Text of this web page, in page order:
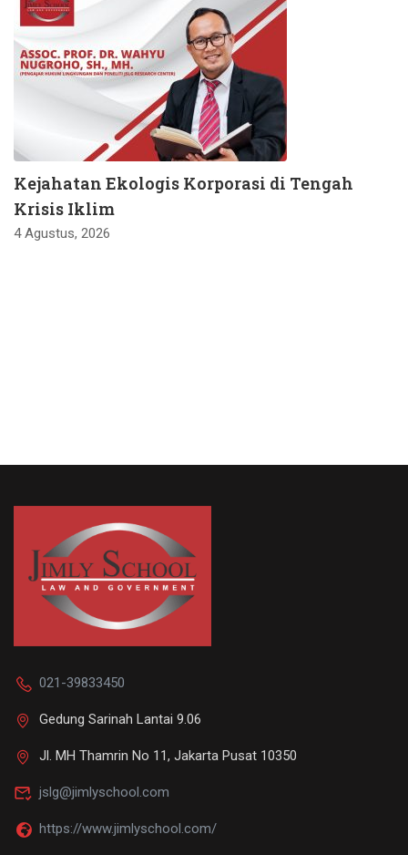
Kejahatan Ekologis Korporasi di Tengah
Krisis Iklim
4 Agustus, 2026
021-39833450
Gedung Sarinah Lantai 9.06
Jl. MH Thamrin No 11, Jakarta Pusat 10350
jslg@jimlyschool.com
https://www.jimlyschool.com/